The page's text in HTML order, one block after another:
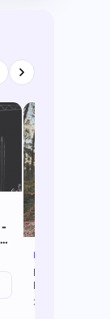
-
Biarritz
Boulevard
Biarritz - 25
2027
25 févr. 2027,